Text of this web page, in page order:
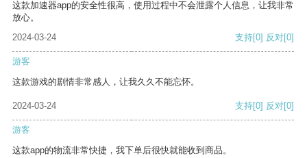
这款加速器app的安全性很高，使用过程中不会泄露个人信息，让我非常
放心。
2024-03-24
支持[0] 反对[0]
游客
这款游戏的剧情非常感人，让我久久不能忘怀。
2024-03-24 支持[0] 反对[0]
游客
这款app的物流非常快捷，我下单后很快就能收到商品。